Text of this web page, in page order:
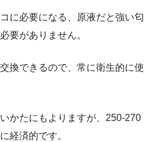
に必要になる、原液だと強い匂
要がありません。
換できるので、常に衛生的に使
かたにもよりますが、250-270
経済的です。